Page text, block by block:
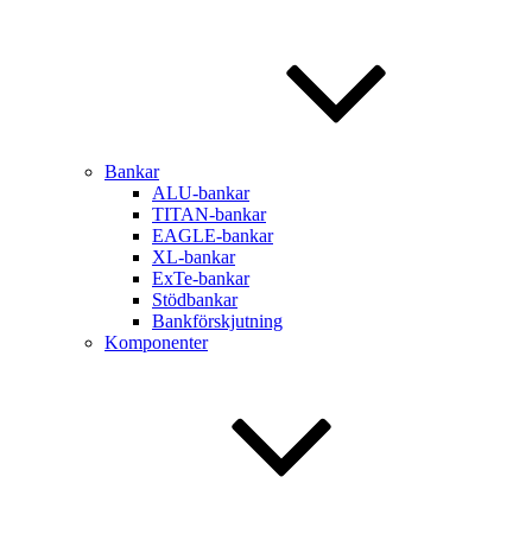
Bankar
ALU-bankar
TITAN-bankar
EAGLE-bankar
XL-bankar
ExTe-bankar
Stödbankar
Bankförskjutning
Komponenter